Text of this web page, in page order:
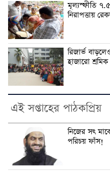
মূল্যস্ফীতি
নিরাপত্তায়
রিজার্ভ
হাজারো শ্রমিক
এই সপ্তাহের পাঠকপ্রিয়
নি‌জের সৎ
প‌রিচয় ফাঁস!